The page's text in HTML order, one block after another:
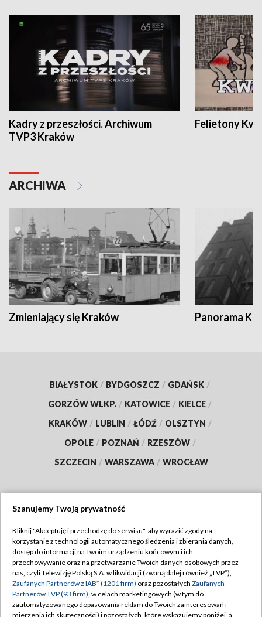
Kadry z przeszłości. Archiwum
TVP3 Kraków
Felietony
ARCHIWA
Zmieniający się Kraków Panorama
BIAŁYSTOK / BYDGOSZCZ / GDAŃSK /
GORZÓW WLKP. / KATOWICE / KIELCE /
KRAKÓW / LUBLIN / ŁÓDŹ / OLSZTYN /
OPOLE / POZNAŃ / RZESZÓW /
SZCZECIN / WARSZAWA / WROCŁAW
TVP
Abonament TVP
Emisja w TVP
Centrum informacji TVP
Regulamin TVP
Polityka prywatności
Moje zgody
Szanujemy Twoją prywatność
Kliknij "Akceptuję i przechodzę do serwisu", aby wyrazić zgody na
korzystanie z technologii automatycznego śledzenia i zbierania danych,
dostęp do informacji na Twoim urządzeniu końcowym i ich
przechowywanie oraz na przetwarzanie Twoich danych osobowych przez
nas, czyli Telewizję Polską S.A. w likwidacji (zwaną dalej również „TVP”),
Zaufanych Partnerów z IAB* (1201 firm) oraz pozostałych Zaufanych
Partnerów TVP (93 firm), w celach marketingowych (w tym do
zautomatyzowanego dopasowania reklam do Twoich zainteresowań i
mierzenia ich skuteczności) i pozostałych, które wskazujemy poniżej, a